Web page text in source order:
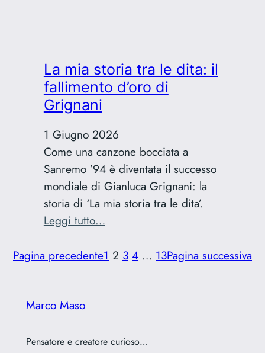
senza
cambiare
La mia storia tra le dita: il
fallimento d’oro di
Grignani
1 Giugno 2026
Come una canzone bocciata a
Sanremo ’94 è diventata il successo
mondiale di Gianluca Grignani: la
storia di ‘La mia storia tra le dita’.
Leggi tutto…:
mia
il
Pagina precedente1 2 3 4 … 13Pagina successiva
Marco Maso
Pensatore e creatore curioso…